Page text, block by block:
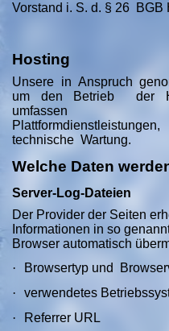
Vorstand i. S. d. § 26 BGB
Hosting
Unsere in Anspruch
um den Betrieb der
umfassen
technische Wartung.
Welche Daten
Server-Log-Dateien
Der Provider der Seiten
Informationen in so
Browser automatisch
·
Browsertyp und
·
verwendetes
·
Referrer URL